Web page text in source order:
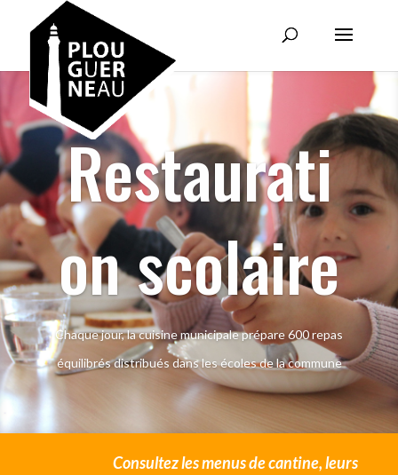
Restaurati
on scolaire
Chaque jour, la cuisine municipale prépare 600 repas
équilibrés distribués dans les écoles de la commune
Consultez les menus de cantine, leurs